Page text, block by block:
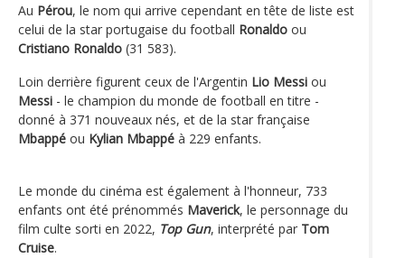
Au Pérou, le nom qui arrive cependant en tête de liste est
celui de la star portugaise du football Ronaldo ou
Cristiano Ronaldo (31 583).
Loin derrière figurent ceux de l'Argentin Lio Messi ou
Messi - le champion du monde de football en titre -
donné à 371 nouveaux nés, et de la star française
Mbappé ou Kylian Mbappé à 229 enfants.
Le monde du cinéma est également à l'honneur, 733
enfants ont été prénommés Maverick, le personnage du
film culte sorti en 2022, Top Gun, interprété par Tom
Cruise.